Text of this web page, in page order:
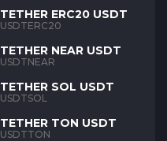
TETHER ERC20 USDT
USDTERC20
TETHER NEAR USDT
USDTNEAR
TETHER SOL USDT
USDTSOL
TETHER TON USDT
USDTTON